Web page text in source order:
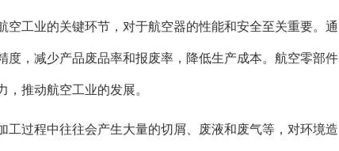
工业的关键环节，对于航空器的性能和安全至关重要。通
，减少产品废品率和报废率，降低生产成本。航空零部件
推动航空工业的发展。
过程中往往会产生大量的切屑、废液和废气等，对环境造